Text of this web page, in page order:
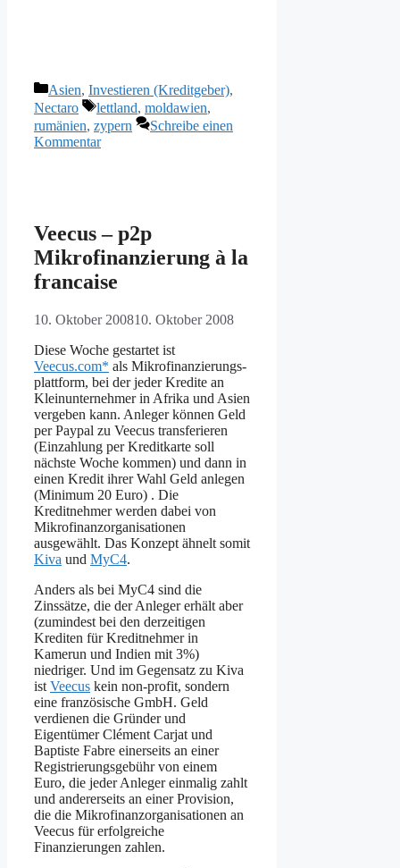
Kategorien
Asien, Investieren (Kreditgeber),
Nectaro
Schlagwörter
lettland, moldawien,
rumänien, zypern
Schreibe einen
Kommentar
Veecus – p2p
Mikrofinanzierung à la
francaise
10. Oktober 200810. Oktober 2008
Diese Woche gestartet ist
Veecus.com* als Mikrofinanzierungs-
plattform, bei der jeder Kredite an
Kleinunternehmer in Afrika und Asien
vergeben kann. Anleger können Geld
per Paypal zu Veecus transferieren
(Einzahlung per Kreditkarte soll
nächste Woche kommen) und dann in
einen Kredit ihrer Wahl Geld anlegen
(Minimum 20 Euro) . Die
Kreditnehmer werden dabei von
Mikrofinanzorganisationen
ausgewählt. Das Konzept ähnelt somit
Kiva und MyC4.
Anders als bei MyC4 sind die
Zinssätze, die der Anleger erhält aber
(zumindest bei den derzeitigen
Krediten für Kreditnehmer in
Kamerun und Indien mit 3%)
niedriger. Und im Gegensatz zu Kiva
ist Veecus kein non-profit, sondern
eine französische GmbH. Geld
verdienen die Gründer und
Eigentümer Clément Carjat und
Baptiste Fabre einerseits an einer
Registrierungsgebühr von einem
Euro, die jeder Anleger einmalig zahlt
und andererseits an einer Provision,
die die Mikrofinanzorganisationen an
Veecus für erfolgreiche
Finanzierungen zahlen.